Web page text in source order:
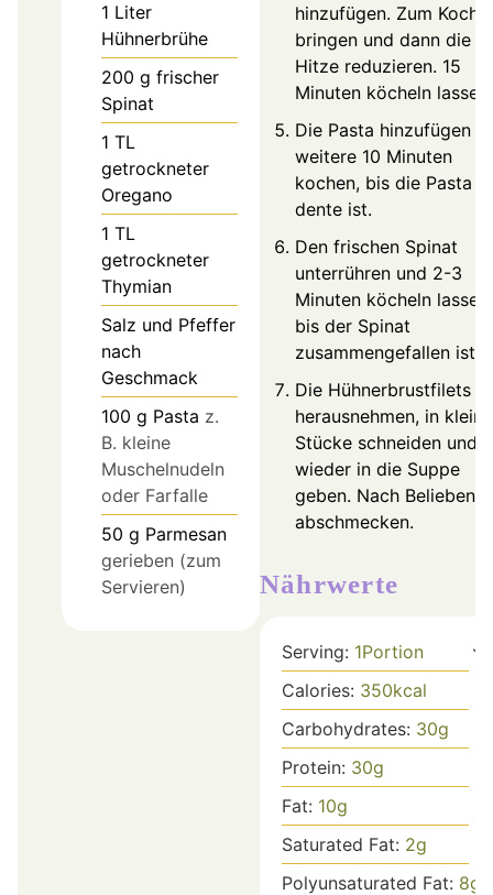
1 Liter
Hühnerbrühe
200 g frischer
Spinat
1 TL
getrockneter
Oregano
1 TL
getrockneter
Thymian
Salz und Pfeffer
nach
Geschmack
100 g Pasta z.
B. kleine
Muschelnudeln
oder Farfalle
50 g Parmesan
gerieben (zum
Servieren)
hinzufügen. Zum
bringen und dann die
Hitze reduzieren. 15
Minuten köcheln lassen.
Die Pasta hinzufügen
weitere 10 Minuten
kochen, bis die Pasta al
dente ist.
Den frischen Spinat
unterrühren und 2-3
Minuten köcheln lassen,
bis der Spinat
zusammengefallen ist.
Die Hühnerbrustfilets
herausnehmen, in kleine
Stücke schneiden und
wieder in die Suppe
geben. Nach Belieben
abschmecken.
Nährwerte
Serving: 1Portion
Calories: 350kcal
Carbohydrates: 30g
Protein: 30g
Fat: 10g
Saturated Fat: 2g
Polyunsaturated Fat: 8g